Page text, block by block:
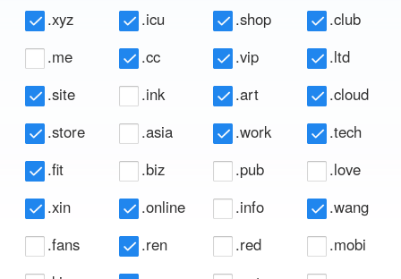
.xyz
.icu .shop
.club
.me
.cc .vip
.ltd
.site
.ink .art
.cloud
.store
.asia .work
.tech
.fit
.biz .pub
.love
.xin
.online .info
.wang
.fans
.ren .red
.mobi